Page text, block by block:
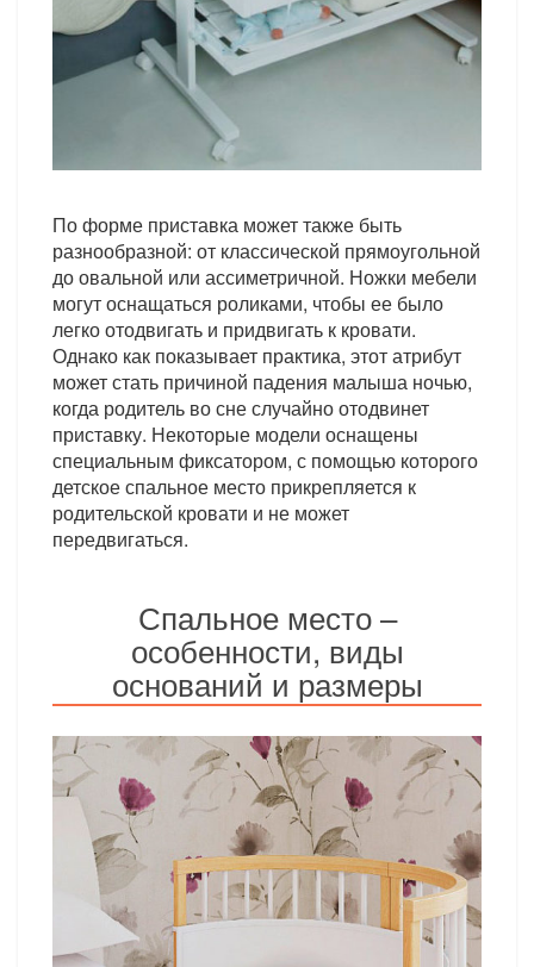
По форме приставка может также быть
разнообразной: от классической прямоугольной
до овальной или ассиметричной. Ножки мебели
могут оснащаться роликами, чтобы ее было
легко отодвигать и придвигать к кровати.
Однако как показывает практика, этот атрибут
может стать причиной падения малыша ночью,
когда родитель во сне случайно отодвинет
приставку. Некоторые модели оснащены
специальным фиксатором, с помощью которого
детское спальное место прикрепляется к
родительской кровати и не может
передвигаться.
Спальное место –
особенности, виды
оснований и размеры